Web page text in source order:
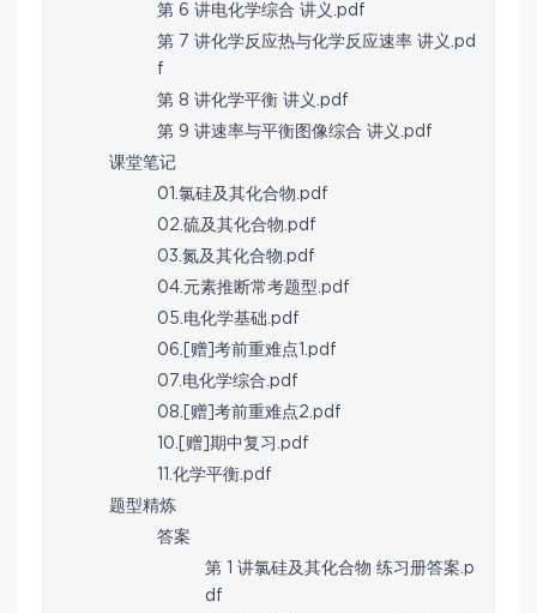
第 6 讲电化学综合 讲义.pdf
第 7 讲化学反应热与化学反应速率 讲义.pd
f
第 8 讲化学平衡 讲义.pdf
第 9 讲速率与平衡图像综合 讲义.pdf
课堂笔记
01.氯硅及其化合物.pdf
02.硫及其化合物.pdf
03.氮及其化合物.pdf
04.元素推断常考题型.pdf
05.电化学基础.pdf
06.[赠]考前重难点1.pdf
07.电化学综合.pdf
08.[赠]考前重难点2.pdf
10.[赠]期中复习.pdf
11.化学平衡.pdf
题型精炼
答案
第 1 讲氯硅及其化合物 练习册答案.p
df